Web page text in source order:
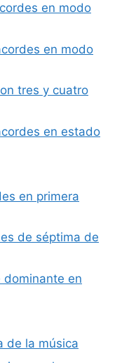
en modo
en modo
tres y cuatro
en estado
en primera
de séptima de
en
de la música